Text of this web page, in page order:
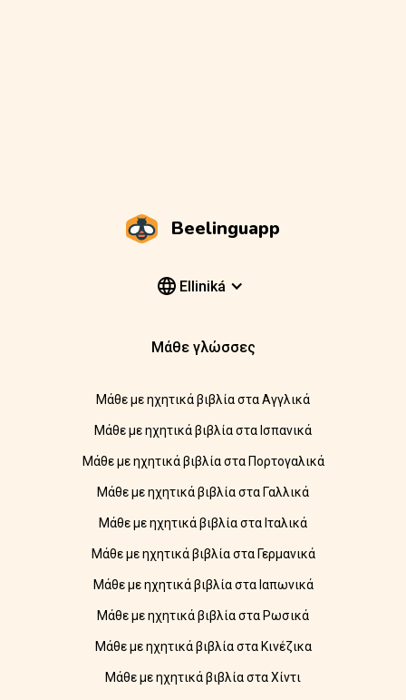
Beelinguapp
Elliniká
Μάθε γλώσσες
Μάθε με ηχητικά βιβλία στα Αγγλικά
Μάθε με ηχητικά βιβλία στα Ισπανικά
Μάθε με ηχητικά βιβλία στα Πορτογαλικά
Μάθε με ηχητικά βιβλία στα Γαλλικά
Μάθε με ηχητικά βιβλία στα Ιταλικά
Μάθε με ηχητικά βιβλία στα Γερμανικά
Μάθε με ηχητικά βιβλία στα Ιαπωνικά
Μάθε με ηχητικά βιβλία στα Ρωσικά
Μάθε με ηχητικά βιβλία στα Κινέζικα
Μάθε με ηχητικά βιβλία στα Χίντι